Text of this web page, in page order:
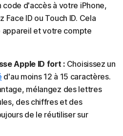
d'accès à votre iPhone,
Face ID ou Touch ID. Cela
et votre compte
Apple ID fort : Choisissez un
d'au moins 12 à 15 caractères.
mélangez des lettres
des chiffres et des
de le réutiliser sur